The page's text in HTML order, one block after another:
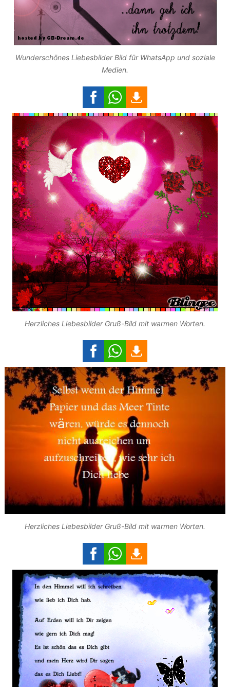
Wunderschönes Liebesbilder Bild für WhatsApp und soziale
Medien.
Herzliches Liebesbilder Gruß-Bild mit warmen Worten.
Herzliches Liebesbilder Gruß-Bild mit warmen Worten.